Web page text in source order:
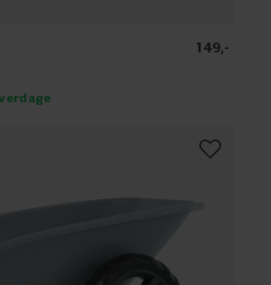
149,-